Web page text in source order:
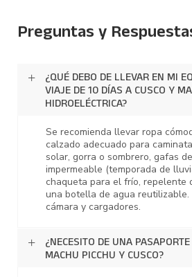
Preguntas y
¿QUÉ DEBO DE LLEVAR EN MI
VIAJE DE 10 DÍAS A CUSCO Y
HIDROELÉCTRICA?
Se recomienda llevar ropa
calzado adecuado para
solar, gorra o sombrero, gafas
impermeable (temporada de
chaqueta para el frío, repelente
una botella de agua reutilizable.
cámara y cargadores.
¿NECESITO DE UNA
MACHU PICCHU Y CUSCO?